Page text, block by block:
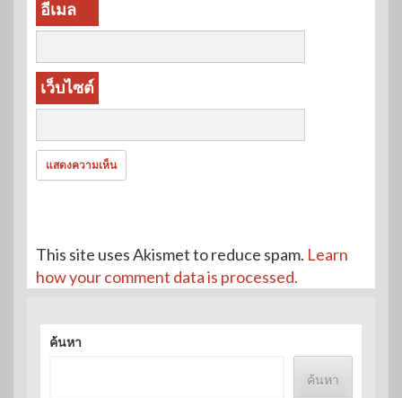
อีเมล
เว็บไซต์
This site uses Akismet to reduce spam. Learn
how your comment data is processed.
ค้นหา
ค้นหา